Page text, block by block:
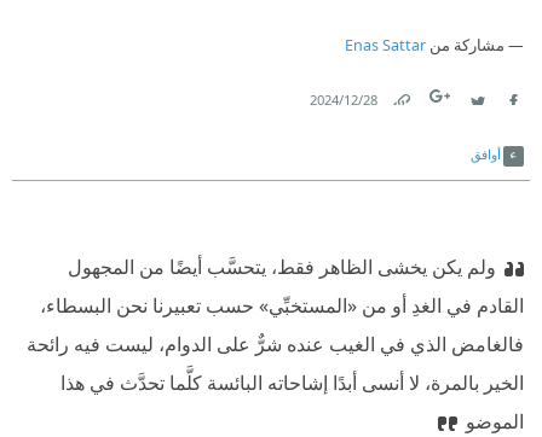
مشاركة من Enas Sattar
28‏/12‏/2024
أوافق
ولم يكن يخشى الظاهر فقط، يتحسَّب أيضًا من المجهول
القادم في الغدِ أو من «المستخبِّي» حسب تعبيرنا نحن البسطاء،
فالغامض الذي في الغيب عنده شرٌّ على الدوام، ليست فيه رائحة
الخير بالمرة، لا أنسى أبدًا إشاحاته البائسة كلَّما تحدَّث في هذا
الموضو